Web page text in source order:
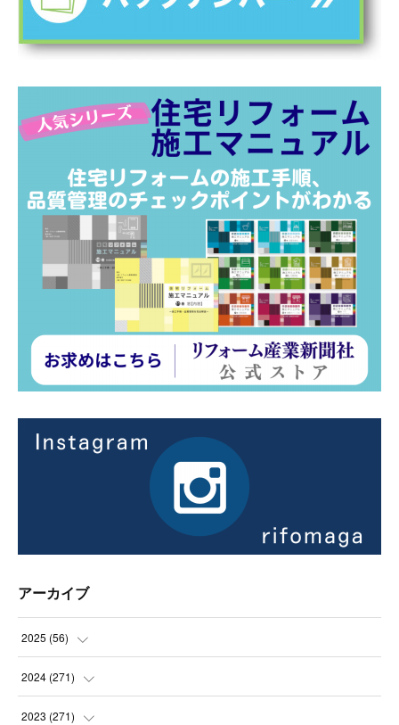
アーカイブ
2025 (56)
(14
(21
2024 (271)
(21
2023 (271)